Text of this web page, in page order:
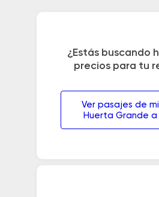
¿Estás buscando
precios para tu
Ver pasajes de
Huerta Grande a